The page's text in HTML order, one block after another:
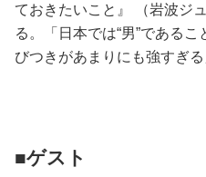
ておきたいこと』 （岩波
る。「日本では“男”である
びつきがあまりにも強すぎ
■ゲスト